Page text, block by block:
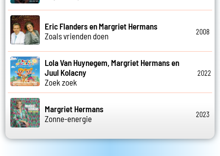
Eric Flanders en Margriet Hermans
Zoals vrienden doen
2008
Lola Van Huynegem, Margriet Hermans en
Juul Kolacny
Zoek zoek
2022
Margriet Hermans
Zonne-energie
2023